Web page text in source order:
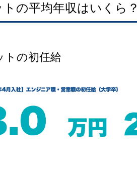
の平均年収はいくら？
トの初任給